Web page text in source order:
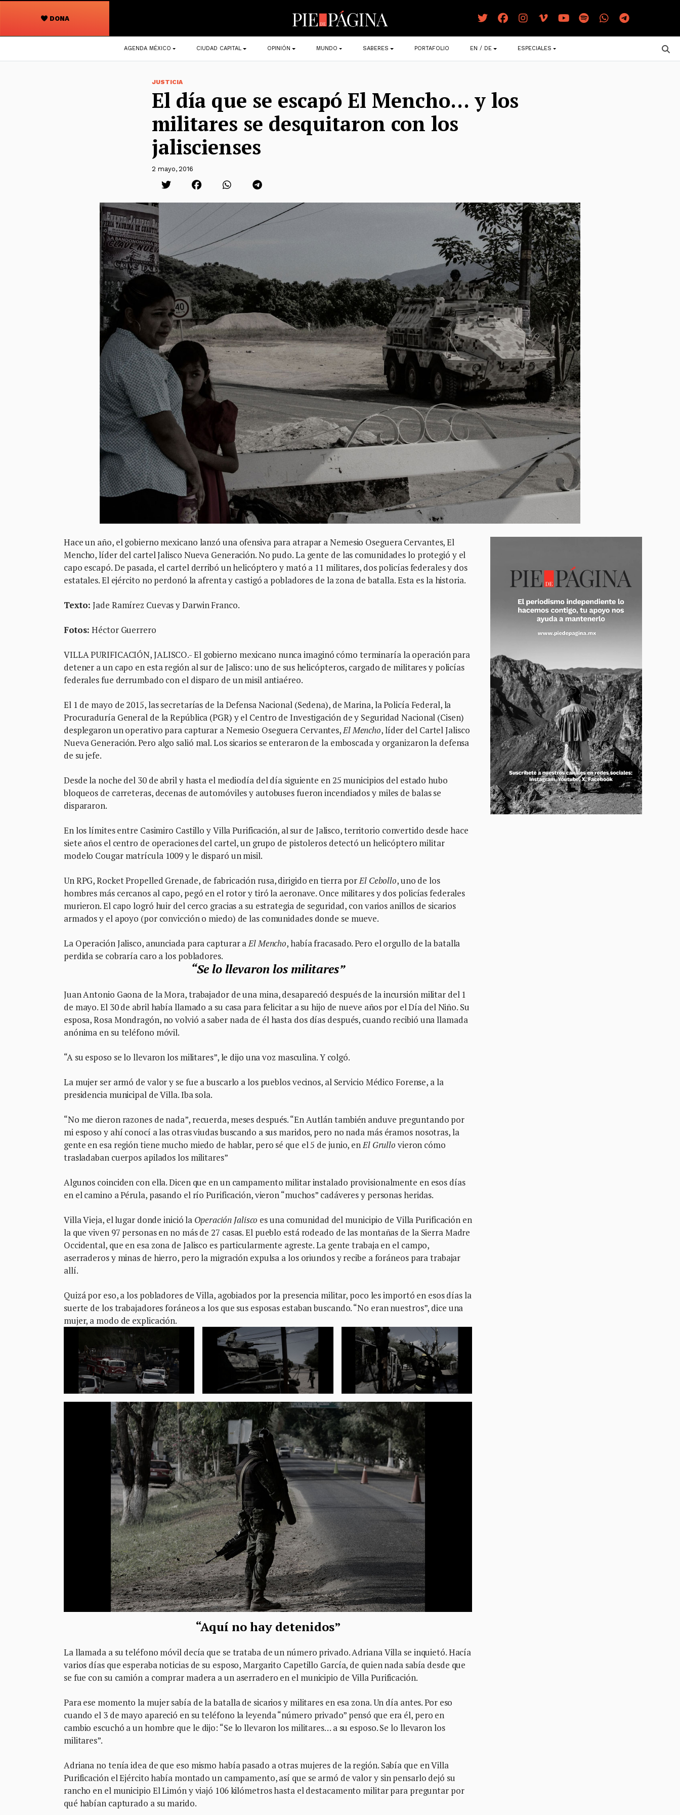
DONA
Navegación
principal
AGENDA MÉXICO CIUDAD CAPITAL OPINIÓN MUNDO SABERES PORTAFOLIO EN / DE ESPECIALES
JUSTICIA
El día que se escapó El Mencho… y los
militares se desquitaron con los
jaliscienses
2 mayo, 2016
Hace un año, el gobierno mexicano lanzó una ofensiva para atrapar a Nemesio Oseguera Cervantes, El
Mencho, líder del cartel Jalisco Nueva Generación. No pudo. La gente de las comunidades lo protegió y el
capo escapó. De pasada, el cartel derribó un helicóptero y mató a 11 militares, dos policías federales y dos
estatales. El ejército no perdonó la afrenta y castigó a pobladores de la zona de batalla. Esta es la historia.
Texto: Jade Ramírez Cuevas y Darwin Franco.
Fotos: Héctor Guerrero
VILLA PURIFICACIÓN, JALISCO.- El gobierno mexicano nunca imaginó cómo terminaría la operación para
detener a un capo en esta región al sur de Jalisco: uno de sus helicópteros, cargado de militares y policías
federales fue derrumbado con el disparo de un misil antiaéreo.
El 1 de mayo de 2015, las secretarías de la Defensa Nacional (Sedena), de Marina, la Policía Federal, la
Procuraduría General de la República (PGR) y el Centro de Investigación de y Seguridad Nacional (Cisen)
desplegaron un operativo para capturar a Nemesio Oseguera Cervantes,El Mencho, líder del Cartel Jalisco
Nueva Generación. Pero algo salió mal. Los sicarios se enteraron de la emboscada y organizaron la defensa
de su jefe.
Desde la noche del 30 de abril y hasta el mediodía del día siguiente en 25 municipios del estado hubo
bloqueos de carreteras, decenas de automóviles y autobuses fueron incendiados y miles de balas se
dispararon.
En los límites entre Casimiro Castillo y Villa Purificación, al sur de Jalisco, territorio convertido desde hace
siete años el centro de operaciones del cartel, un grupo de pistoleros detectó un helicóptero militar
modelo Cougar matrícula 1009 y le disparó un misil.
Un RPG, Rocket Propelled Grenade, de fabricación rusa, dirigido en tierra porEl Cebollo, uno de los
hombres más cercanos al capo, pegó en el rotor y tiró la aeronave. Once militares y dos policías federales
murieron. El capo logró huir del cerco gracias a su estrategia de seguridad, con varios anillos de sicarios
armados y el apoyo (por convicción o miedo) de las comunidades donde se mueve.
La Operación Jalisco, anunciada para capturar aEl Mencho, había fracasado. Pero el orgullo de la batalla
perdida se cobraría caro a los pobladores.
“Se lo llevaron los militares”
Juan Antonio Gaona de la Mora, trabajador de una mina, desapareció después de la incursión militar del 1
de mayo. El 30 de abril había llamado a su casa para felicitar a su hijo de nueve años por el Día del Niño. Su
esposa, Rosa Mondragón, no volvió a saber nada de él hasta dos días después, cuando recibió una llamada
anónima en su teléfono móvil.
“A su esposo se lo llevaron los militares”, le dijo una voz masculina. Y colgó.
La mujer ser armó de valor y se fue a buscarlo a los pueblos vecinos, al Servicio Médico Forense, a la
presidencia municipal de Villa. Iba sola.
“No me dieron razones de nada”, recuerda, meses después. “En Autlán también anduve preguntando por
mi esposo y ahí conocí a las otras viudas buscando a sus maridos, pero no nada más éramos nosotras, la
gente en esa región tiene mucho miedo de hablar, pero sé que el 5 de junio, enEl Grullo vieron cómo
trasladaban cuerpos apilados los militares”
Algunos coinciden con ella. Dicen que en un campamento militar instalado provisionalmente en esos días
en el camino a Pérula, pasando el río Purificación, vieron “muchos” cadáveres y personas heridas.
Villa Vieja, el lugar donde inició la Operación Jalisco es una comunidad del municipio de Villa Purificación en
la que viven 97 personas en no más de 27 casas. El pueblo está rodeado de las montañas de la Sierra Madre
Occidental, que en esa zona de Jalisco es particularmente agreste. La gente trabaja en el campo,
aserraderos y minas de hierro, pero la migración expulsa a los oriundos y recibe a foráneos para trabajar
allí.
Quizá por eso, a los pobladores de Villa, agobiados por la presencia militar, poco les importó en esos días la
suerte de los trabajadores foráneos a los que sus esposas estaban buscando. “No eran nuestros”, dice una
mujer, a modo de explicación.
“Aquí no hay detenidos”
La llamada a su teléfono móvil decía que se trataba de un número privado. Adriana Villa se inquietó. Hacía
varios días que esperaba noticias de su esposo, Margarito Capetillo García, de quien nada sabía desde que
se fue con su camión a comprar madera a un aserradero en el municipio de Villa Purificación.
Para ese momento la mujer sabía de la batalla de sicarios y militares en esa zona. Un día antes. Por eso
cuando el 3 de mayo apareció en su teléfono la leyenda “número privado” pensó que era él, pero en
cambio escuchó a un hombre que le dijo: “Se lo llevaron los militares… a su esposo. Se lo llevaron los
militares”.
Adriana no tenía idea de que eso mismo había pasado a otras mujeres de la región. Sabía que en Villa
Purificación el Ejército había montado un campamento, así que se armó de valor y sin pensarlo dejó su
rancho en el municipio El Limón y viajó 106 kilómetros hasta el destacamento militar para preguntar por
qué habían capturado a su marido.